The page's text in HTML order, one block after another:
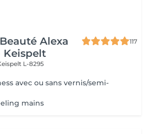
Alexa
Keispelt
117
L-8295
avec ou sans vernis/semi-
mains